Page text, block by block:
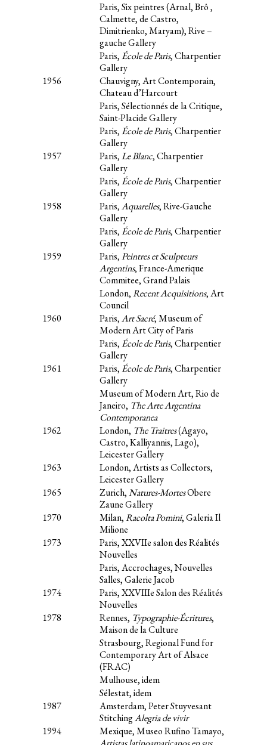
Paris, Six peintres (Arnal, Brô ,
Calmette, de Castro,
Dimitrienko, Maryam), Rive –
gauche Gallery
Paris, École de Paris, Charpentier
Gallery
1956
Chauvigny, Art Contemporain,
Chateau d’Harcourt
Paris, Sélectionnés de la Critique,
Saint-Placide Gallery
Paris, École de Paris, Charpentier
Gallery
1957
Paris,Le Blanc, Charpentier
Gallery
Paris, École de Paris, Charpentier
Gallery
1958
Paris,Aquarelles, Rive-Gauche
Gallery
Paris, École de Paris, Charpentier
Gallery
1959
Paris,Peintres et Sculpteurs
Argentins, France-Amerique
Commitee, Grand Palais
London,Recent Acquisitions, Art
Council
1960
Paris,Art Sacré, Museum of
Modern Art City of Paris
Paris, École de Paris, Charpentier
Gallery
1961
Paris, École de Paris, Charpentier
Gallery
Museum of Modern Art, Rio de
Janeiro, The Arte Argentina
Contemporanea
1962
London, The Traitres(Agayo,
Castro, Kalliyannis, Lago),
Leicester Gallery
1963
London, Artists as Collectors,
Leicester Gallery
1965
Zurich,Natures-MortesObere
Zaune Gallery
1970
Milan,Racolta Pomini, Galeria Il
Milione
1973
Paris, XXVIIe salon des Réalités
Nouvelles
Paris, Accrochages, Nouvelles
Salles, Galerie Jacob
1974
Paris, XXVIIIe Salon des Réalités
Nouvelles
1978
Rennes, Typographie-Écritures,
Maison de la Culture
Strasbourg, Regional Fund for
Contemporary Art of Alsace
(FRAC)
Mulhouse, idem
Sélestat, idem
1987
Amsterdam, Peter Stuyvesant
StitchingAlegria de vivir
1994
Mexique, Museo Rufino Tamayo,